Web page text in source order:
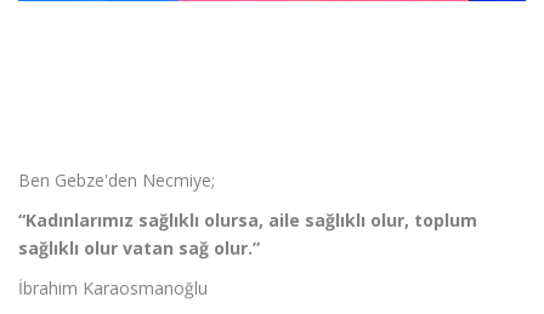
Ben Gebze'den Necmiye;
“Kadınlarımız sağlıklı olursa, aile sağlıklı olur, toplum
sağlıklı olur vatan sağ olur.”
İbrahim Karaosmanoğlu